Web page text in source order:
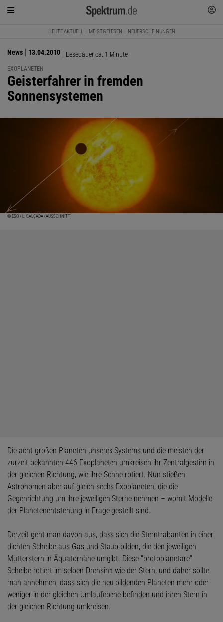
HEUTE AKTUELL MEISTGELESEN NEUERSCHEINUNGEN
News 13.04.2010 Lesedauer ca. 1 Minute
EXOPLANETEN
:
Geisterfahrer in fremden
Sonnensystemen
© ESO / L. CALÇADA (AUSSCHNITT)
Die acht großen Planeten unseres Systems und die meisten der
zurzeit bekannten 446 Exoplaneten umkreisen ihr Zentralgestirn in
der gleichen Richtung, wie ihre Sonne rotiert. Nun stießen
Astronomen aber auf gleich sechs Exoplaneten, die die
Gegenrichtung um ihre jeweiligen Sterne nehmen – womit Modelle
der Planetenentstehung in Frage gestellt sind.
Derzeit geht man davon aus, dass sich die Sterntrabanten in einer
dichten Scheibe aus Gas und Staub bilden, die den jeweiligen
Mutterstern in Äquatornähe umgibt. Diese "protoplanetare"
Scheibe rotiert im selben Drehsinn wie der Stern, und daher sollte
man annehmen, dass sich die neu bildenden Planeten mehr oder
weniger in der gleichen Umlaufebene befinden und ihren Stern in
der gleichen Richtung umkreisen.